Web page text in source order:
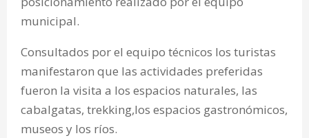
municipal.
Consultados por el equipo técnicos los turistas
manifestaron que las actividades preferidas
fueron la visita a los espacios naturales, las
cabalgatas, trekking,los espacios gastronómicos,
museos y los ríos.